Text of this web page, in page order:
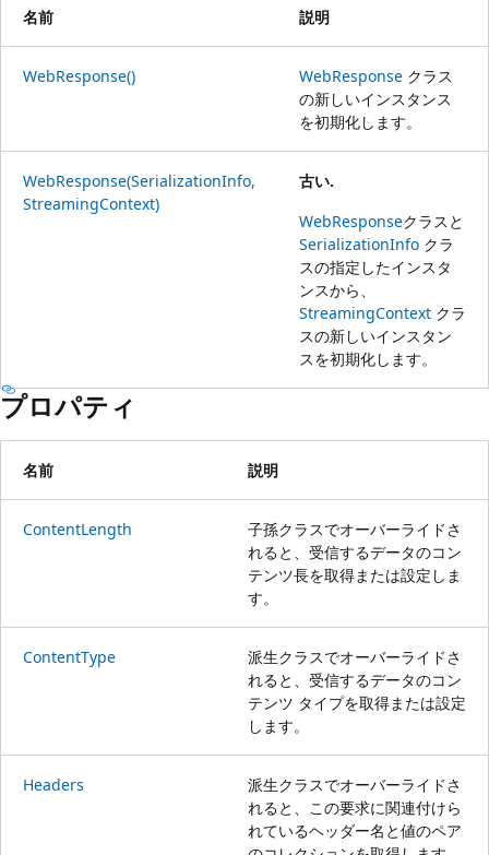
名前 説明
WebResponse() WebResponse クラス
の新しいインスタンス
を初期化します。
WebResponse(SerializationInfo,
StreamingContext)
古い.
WebResponseクラスと
SerializationInfo クラ
スの指定したインスタ
ンスから、
StreamingContext クラ
スの新しいインスタン
スを初期化します。
プロパティ
名前 説明
ContentLength
子孫クラスでオーバーライドさ
れると、受信するデータのコン
テンツ長を取得または設定しま
す。
ContentType
派生クラスでオーバーライドさ
れると、受信するデータのコン
テンツ タイプを取得または設定
します。
Headers
派生クラスでオーバーライドさ
れると、この要求に関連付けら
れているヘッダー名と値のペア